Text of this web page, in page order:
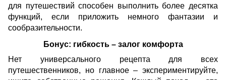
для путешествий способен выполнить более десятка
функций, если приложить немного фантазии и
сообразительности.
Бонус: гибкость – залог комфорта
Нет универсального рецепта для всех
путешественников, но главное – экспериментируйте,